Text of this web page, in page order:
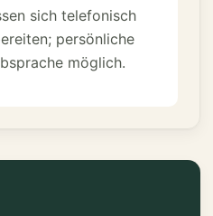
sich telefonisch
persönliche
möglich.